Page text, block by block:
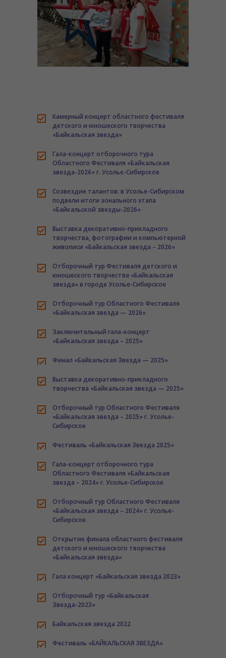
Камерный концерт областного фестиваля
детского и юношеского творчества
«Байкальская звезда»
Гала-концерт отборочного тура
Областного Фестиваля «Байкальская
звезда-2026» г. Усолье-Сибирское
Созвездие талантов: в Усолье-Сибирском
подвели итоги зонального этапа
«Байкальской звезды-2026»
Выставка декоративно-прикладного
творчества, фотографии и компьютерной
живописи «Байкальская звезда – 2026»
Отборочный тур Фестиваля детского и
юношеского творчества «Байкальская
звезда» в городе Усолье-Сибирское
Отборочный тур Областного Фестиваля
«Байкальская звезда — 2026»
Заключительный гала-концерт
«Байкальская звезда – 2025»
Финал «Байкальская Звезда — 2025»
Выставка декоративно-прикладного
творчества «Байкальская звезда — 2025»
Отборочный тур Областного Фестиваля
«Байкальская звезда – 2025» г. Усолье-
Сибирское
Фестиваль «Байкальская Звезда 2025»
Гала-концерт отборочного тура
Областного Фестиваля «Байкальская
звезда – 2024» г. Усолье-Сибирское
Отборочный тур Областного Фестиваля
«Байкальская звезда – 2024» г. Усолье-
Сибирское
Открытие финала областного фестиваля
детского и юношеского творчества
«Байкальская звезда»
Гала концерт «Байкальская звезда 2023»
Отборочный тур «Байкальская
Звезда-2023»
Байкальская звезда 2022
Фестиваль «БАЙКАЛЬСКАЯ ЗВЕЗДА»